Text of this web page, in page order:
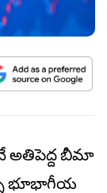
అతిపెద్ద బీమా
భూభాగీయ